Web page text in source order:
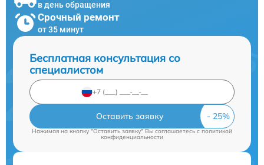
в день обращения
Срочный ремонт
от 35 минут
Бесплатная консультация со
специалистом
Оставить заявку
Нажимая на кнопку "Оставить заявку" Вы соглашаетесь cполитикой
конфиденциальности